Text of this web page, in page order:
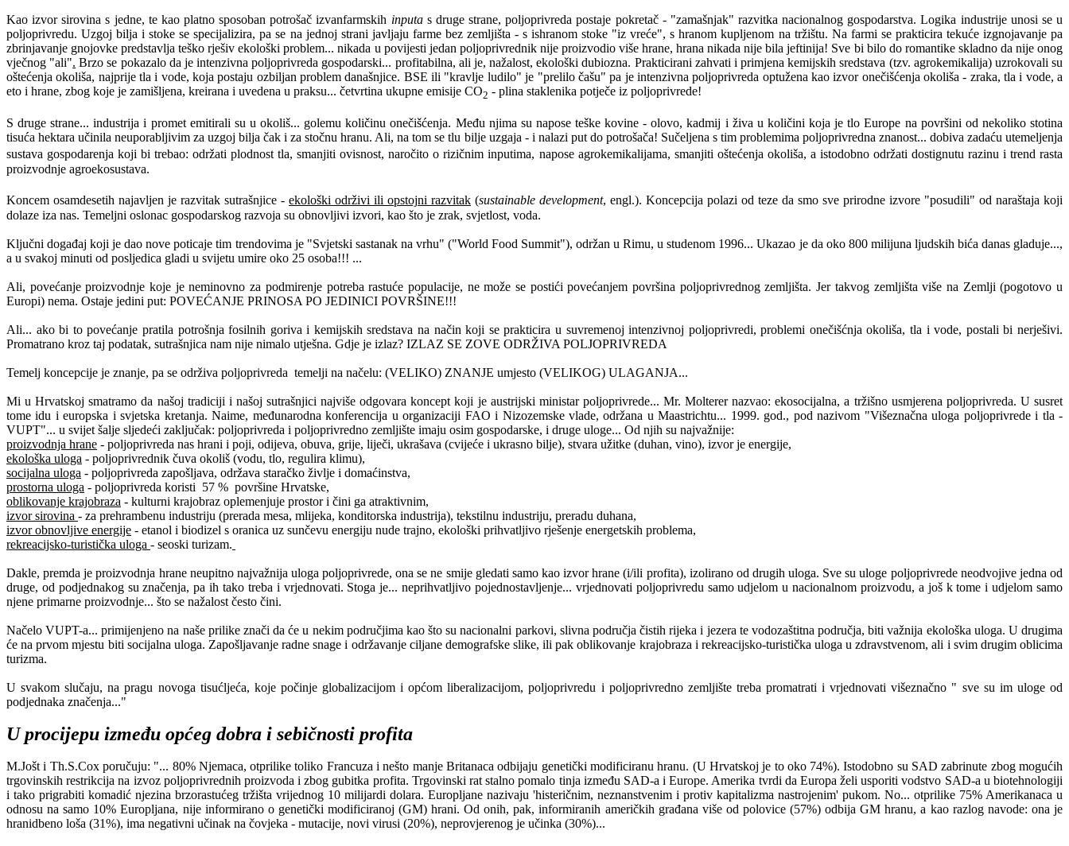
Kao izvor sirovina s jedne, te kao platno sposoban potrošač izvanfarmskih inputas druge strane, poljoprivreda postaje pokretač - "zamašnjak" razvitka nacionalnog gospodarstva. Logika industrije unosi se u
poljoprivredu. Uzgoj bilja i stoke se specijalizira, pa se na jednoj strani javljaju farme bez zemljišta - s ishranom stoke "iz vreće", s hranom kupljenom na tržištu. Na farmi se prakticira tekuće izgnojavanje pa
zbrinjavanje gnojovke predstavlja teško rješiv ekološki problem... nikada u povijesti jedan poljoprivrednik nije proizvodio više hrane, hrana nikada nije bila jeftinija! Sve bi bilo do romantike skladno da nije onog
vječnog "ali". Brzo se pokazalo da je intenzivna poljoprivreda gospodarski... profitabilna, ali je, nažalost, ekološki dubiozna. Prakticirani zahvati i primjena kemijskih sredstava (tzv. agrokemikalija) uzrokovali su
oštećenja okoliša, najprije tla i vode, koja postaju ozbiljan problem današnjice. BSE ili "kravlje ludilo" je "prelilo čašu" pa je intenzivna poljoprivreda optužena kao izvor onečišćenja okoliša - zraka, tla i vode, a
eto i hrane, zbog koje je zamišljena, kreirana i uvedena u praksu... četvrtina ukupne emisije CO2 - plina staklenika potječe iz poljoprivrede!
S druge strane... industrija i promet emitirali su u okoliš... golemu količinu onečišćenja. Među njima su napose teške kovine - olovo, kadmij i živa u količini koja je tlo Europe na površini od nekoliko stotina
tisuća hektara učinila neuporabljivim za uzgoj bilja čak i za stočnu hranu. Ali, na tom se tlu bilje uzgaja - i nalazi put do potrošača! Sučeljena s tim problemima poljoprivredna znanost... dobiva zadaću utemeljenja
sustava gospodarenja koji bi trebao: održati plodnost tla, smanjiti ovisnost, naročito o rizičnim inputima, napose agrokemikalijama, smanjiti oštećenja okoliša, a istodobno održati dostignutu razinu i trend rasta
proizvodnje agroekosustava.
Koncem osamdesetih najavljen je razvitak sutrašnjice - ekološki održivi ili opstojni razvitak (sustainable development, engl.). Koncepcija polazi od teze da smo sve prirodne izvore "posudili" od naraštaja koji
dolaze iza nas. Temeljni oslonac gospodarskog razvoja su obnovljivi izvori, kao što je zrak, svjetlost, voda.
Ključni događaj koji je dao nove poticaje tim trendovima je "Svjetski sastanak na vrhu" ("World Food Summit"), održan u Rimu, u studenom 1996... Ukazao je da oko 800 milijuna ljudskih bića danas gladuje...,
a u svakoj minuti od posljedica gladi u svijetu umire oko 25 osoba!!! ...
Ali, povećanje proizvodnje koje je neminovno za podmirenje potreba rastuće populacije, ne može se postići povećanjem površina poljoprivrednog zemljišta. Jer takvog zemljišta više na Zemlji (pogotovo u
Europi) nema. Ostaje jedini put: POVEĆANJE PRINOSA PO JEDINICI POVRŠINE!!!
Ali... ako bi to povećanje pratila potrošnja fosilnih goriva i kemijskih sredstava na način koji se prakticira u suvremenoj intenzivnoj poljoprivredi, problemi onečišćnja okoliša, tla i vode, postali bi nerješivi.
Promatrano kroz taj podatak, sutrašnjica nam nije nimalo utješna. Gdje je izlaz? IZLAZ SE ZOVE ODRŽIVA POLJOPRIVREDA
Temelj koncepcije je znanje, pa se održiva poljoprivreda temelji na načelu: (VELIKO) ZNANJE umjesto (VELIKOG) ULAGANJA...
Mi u Hrvatskoj smatramo da našoj tradiciji i našoj sutrašnjici najviše odgovara koncept koji je austrijski ministar poljoprivrede... Mr. Molterer nazvao: ekosocijalna, a tržišno usmjerena poljoprivreda. U susret
tome idu i europska i svjetska kretanja. Naime, međunarodna konferencija u organizaciji FAO i Nizozemske vlade, održana u Maastrichtu... 1999. god., pod nazivom "Višeznačna uloga poljoprivrede i tla -
VUPT"... u svijet šalje sljedeći zaključak: poljoprivreda i poljoprivredno zemljište imaju osim gospodarske, i druge uloge... Od njih su najvažnije:
proizvodnja hrane - poljoprivreda nas hrani i poji, odijeva, obuva, grije, liječi, ukrašava (cvijeće i ukrasno bilje), stvara užitke (duhan, vino), izvor je energije,
ekološka uloga - poljoprivrednik čuva okoliš (vodu, tlo, regulira klimu),
socijalna uloga - poljoprivreda zapošljava, održava staračko življe i domaćinstva,
prostorna uloga - poljoprivreda koristi 57 % površine Hrvatske,
oblikovanje krajobraza - kulturni krajobraz oplemenjuje prostor i čini ga atraktivnim,
izvor sirovina - za prehrambenu industriju (prerada mesa, mlijeka, konditorska industrija), tekstilnu industriju, preradu duhana,
izvor obnovljive energije - etanol i biodizel s oranica uz sunčevu energiju nude trajno, ekološki prihvatljivo rješenje energetskih problema,
rekreacijsko-turistička uloga - seoski turizam.
Dakle, premda je proizvodnja hrane neupitno najvažnija uloga poljoprivrede, ona se ne smije gledati samo kao izvor hrane (i/ili profita), izolirano od drugih uloga. Sve su uloge poljoprivrede neodvojive jedna od
druge, od podjednakog su značenja, pa ih tako treba i vrjednovati. Stoga je... neprihvatljivo pojednostavljenje... vrjednovati poljoprivredu samo udjelom u nacionalnom proizvodu, a još k tome i udjelom samo
njene primarne proizvodnje... što se nažalost često čini.
Načelo VUPT-a... primijenjeno na naše prilike znači da će u nekim područjima kao što su nacionalni parkovi, slivna područja čistih rijeka i jezera te vodozaštitna područja, biti važnija ekološka uloga. U drugima
će na prvom mjestu biti socijalna uloga. Zapošljavanje radne snage i održavanje ciljane demografske slike, ili pak oblikovanje krajobraza i rekreacijsko-turistička uloga u zdravstvenom, ali i svim drugim oblicima
turizma.
U svakom slučaju, na pragu novoga tisućljeća, koje počinje globalizacijom i općom liberalizacijom, poljoprivredu i poljoprivredno zemljište treba promatrati i vrjednovati višeznačno " sve su im uloge od
podjednaka značenja..."
U procijepu između općeg dobra i sebičnosti profita
M.Jošt i Th.S.Cox poručuju: "... 80% Njemaca, otprilike toliko Francuza i nešto manje Britanaca odbijaju genetički modificiranu hranu. (U Hrvatskoj je to oko 74%). Istodobno su SAD zabrinute zbog mogućih
trgovinskih restrikcija na izvoz poljoprivrednih proizvoda i zbog gubitka profita. Trgovinski rat stalno pomalo tinja između SAD-a i Europe. Amerika tvrdi da Europa želi usporiti vodstvo SAD-a u biotehnologiji
i tako prigrabiti komadić njezina brzorastućeg tržišta vrijednog 10 milijardi dolara. Europljane nazivaju 'histeričnim, neznanstvenim i protiv kapitalizma nastrojenim' pukom. No... otprilike 75% Amerikanaca u
odnosu na samo 10% Europljana, nije informirano o genetički modificiranoj (GM) hrani. Od onih, pak, informiranih američkih građana više od polovice (57%) odbija GM hranu, a kao razlog navode: ona je
hranidbeno loša (31%), ima negativni učinak na čovjeka - mutacije, novi virusi (20%), neprovjerenog je učinka (30%)...